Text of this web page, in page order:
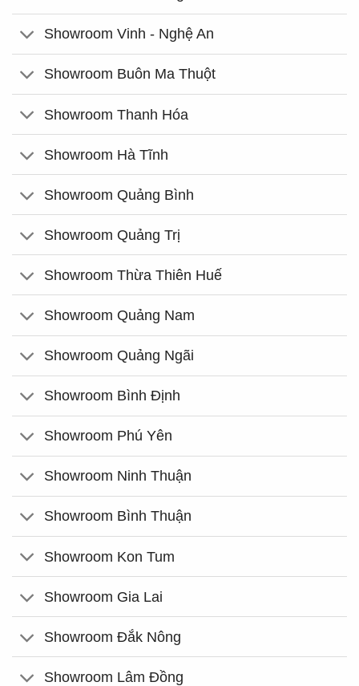
Showroom Vinh - Nghệ An
Showroom Buôn Ma Thuột
Showroom Thanh Hóa
Showroom Hà Tĩnh
Showroom Quảng Bình
Showroom Quảng Trị
Showroom Thừa Thiên Huế
Showroom Quảng Nam
Showroom Quảng Ngãi
Showroom Bình Định
Showroom Phú Yên
Showroom Ninh Thuận
Showroom Bình Thuận
Showroom Kon Tum
Showroom Gia Lai
Showroom Đắk Nông
Showroom Lâm Đồng